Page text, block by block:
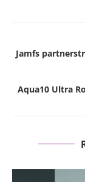
Jamfs
Aqua10 Ultra